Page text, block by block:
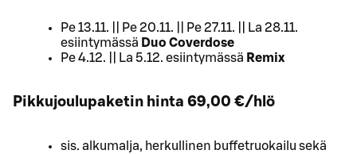
Pe 13.11. || Pe 20.11. || Pe 27.11. || La 28.11.
esiintymässä Duo Coverdose
Pe 4.12. || La 5.12. esiintymässä Remix
Pikkujoulupaketin hinta 69,00 €/hlö
sis. alkumalja, herkullinen buffetruokailu sekä